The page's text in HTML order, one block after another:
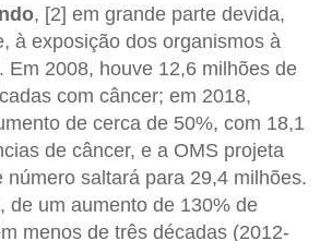
, [2] em grande parte devida,
à exposição dos organismos à
Em 2008, houve 12,6 milhões de
com câncer; em 2018,
de cerca de 50%, com 18,1
de câncer, e a OMS projeta
número saltará para 29,4 milhões.
de um aumento de 130% de
menos de três décadas (2012-